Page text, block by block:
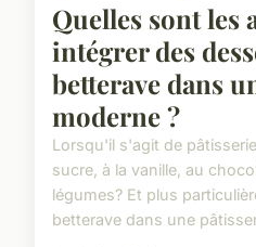
Quelles sont les
intégrer des
betterave dans
moderne ?
Lorsqu'il s'agit de
sucre, à la vanille, au
légumes? Et plus
betterave dans une